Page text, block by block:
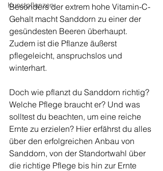
Kunstpflanzen
Besonders der extrem hohe Vitamin-C-
Gehalt macht Sanddorn zu einer der
gesündesten Beeren überhaupt.
Zudem ist die Pflanze äußerst
pflegeleicht, anspruchslos und
winterhart.
Doch wie pflanzt du Sanddorn richtig?
Welche Pflege braucht er? Und was
solltest du beachten, um eine reiche
Ernte zu erzielen? Hier erfährst du alles
über den erfolgreichen Anbau von
Sanddorn, von der Standortwahl über
die richtige Pflege bis hin zur Ernte